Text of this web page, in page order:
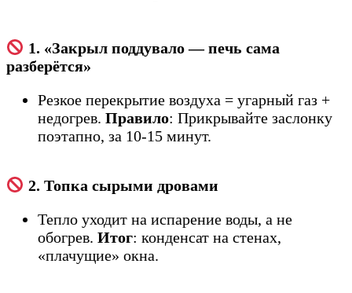
1. «Закрыл поддувало — печь сама
разберётся»
Резкое перекрытие воздуха = угарный газ +
недогрев. Правило: Прикрывайте заслонку
поэтапно, за 10-15 минут.
2. Топка сырыми дровами
Тепло уходит на испарение воды, а не
обогрев. Итог: конденсат на стенах,
«плачущие» окна.